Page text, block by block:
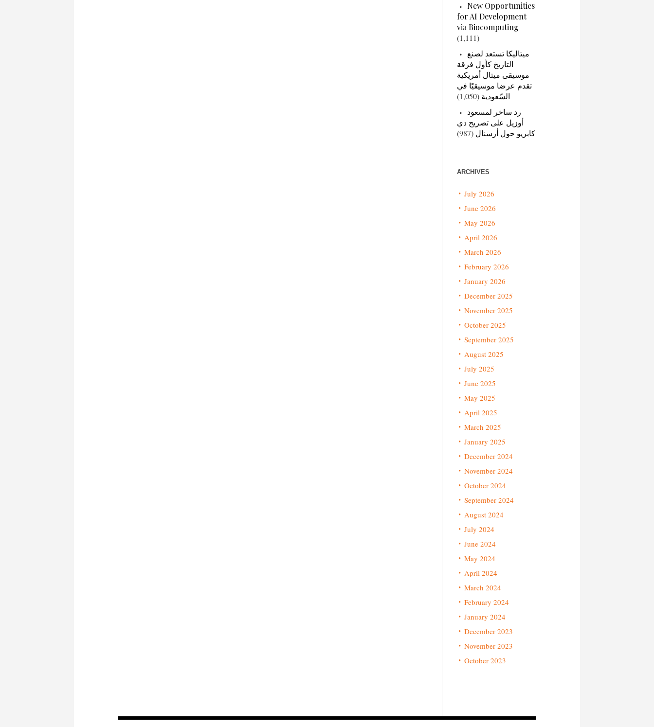
New Opportunities
for AI Development
via Biocomputing
(1,111)
ميتاليكا تستعد لصنع
التاريخ كأول فرقة
موسيقى ميتال أمريكية
تقدم عرضا موسيقيًا في
السّعودية (1,050)
رد ساخر لمسعود
أوزيل على تصريح دي
كابريو حول أرسنال (987)
ARCHIVES
July 2026
June 2026
May 2026
April 2026
March 2026
February 2026
January 2026
December 2025
November 2025
October 2025
September 2025
August 2025
July 2025
June 2025
May 2025
April 2025
March 2025
January 2025
December 2024
November 2024
October 2024
September 2024
August 2024
July 2024
June 2024
May 2024
April 2024
March 2024
February 2024
January 2024
December 2023
November 2023
October 2023